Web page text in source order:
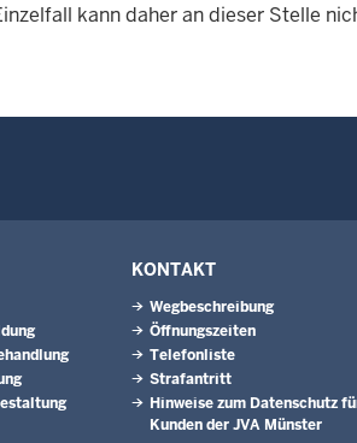
kann daher an dieser Stelle
KONTAKT
Wegbeschreibung
Öffnungszeiten
Telefonliste
Strafantritt
Hinweise zum Datenschutz
Kunden der JVA Münster